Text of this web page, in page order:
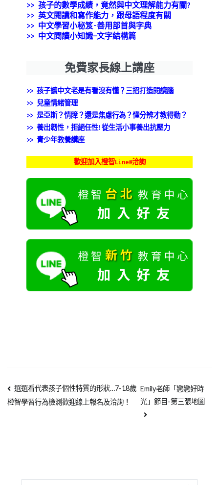
>> 孩子的數學成績，竟然與中文理解能力有關?
>> 英文閱讀和寫作能力，跟母語程度有關
>> 中文學習小秘笈-善用部首與字典
>> 中文閱讀小知識—文字結構篇
免費家長線上講座
>> 孩子讀中文老是有看沒有懂？三招打造閱讀腦
>> 兒童情緒管理
>> 是亞斯？情障？還是焦慮行為？懂分辨才教得動？
>> 養出韌性，拒絕任性!從生活小事養出抗壓力
>> 青少年教養講座
歡迎加入橙智Line@洽詢
選選看代表孩子個性特質的形狀…7-18歲
橙智學習行為檢測歡迎線上報名及洽詢！
Emily老師「戀戀好時
光」節目-第三張地圖